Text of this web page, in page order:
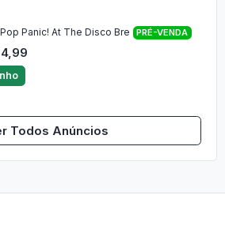
Panic! At The Disco Bre PRÉ-VENDA
Todos Anúncios